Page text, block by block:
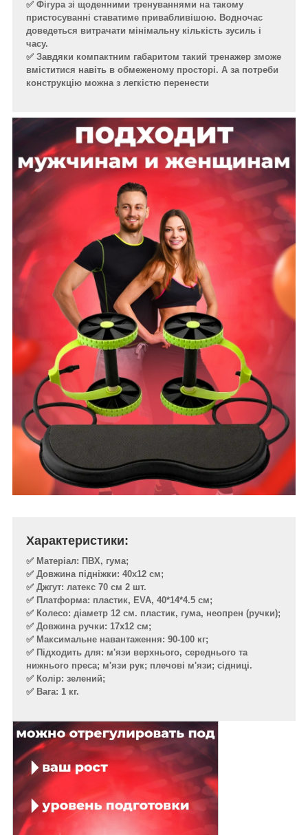
✅ Фігура зі щоденними тренуваннями на такому
пристосуванні ставатиме привабливішою. Водночас
доведеться витрачати мінімальну кількість зусиль і
часу.
✅ Завдяки компактним габаритом такий тренажер зможе
вміститися навіть в обмеженому просторі. А за потреби
конструкцію можна з легкістю перенести
Характеристики:
✅ Матеріал: ПВХ, гума;
✅ Довжина підніжки: 40х12 см;
✅ Джгут: латекс 70 см 2 шт.
✅ Платформа: пластик, EVA, 40*14*4.5 см;
✅ Колесо: діаметр 12 см. пластик, гума, неопрен (ручки);
✅ Довжина ручки: 17х12 см;
✅ Максимальне навантаження: 90-100 кг;
✅ Підходить для: м'язи верхнього, середнього та
нижнього преса; м'язи рук; плечові м'язи; сідниці.
✅ Колір: зелений;
✅ Вага: 1 кг.